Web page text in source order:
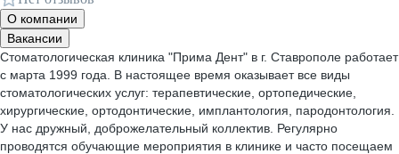
О компании
Вакансии
Стоматологическая клиника "Прима Дент" в г. Ставрополе работает
с марта 1999 года. В настоящее время оказывает все виды
стоматологических услуг: терапевтические, ортопедические,
хирургические, ортодонтические, имплантология, пародонтология.
У нас дружный, доброжелательный коллектив. Регулярно
проводятся обучающие мероприятия в клинике и часто посещаем